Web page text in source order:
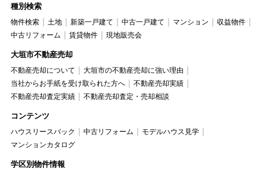
種別検索
物件検索 土地 新築一戸建て 中古一戸建て マンション
収益物件
中古リフォーム
賃貸物件 現地販売会
大垣市不動産売却
不動産売却について
大垣市の不動産売却に強い理由
当社からお手紙を受け取られた方へ
不動産売却実績
不動産売却査定実績
不動産売却査定・売却相談
コンテンツ
ハウスリースバック 中古リフォーム
モデルハウス見学
マンションカタログ
学区別物件情報